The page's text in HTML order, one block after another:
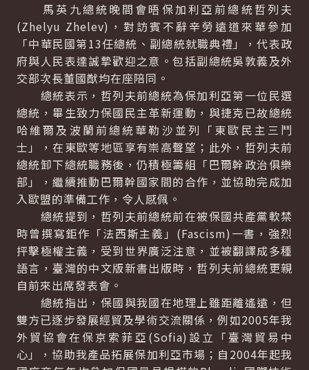
馬英九總統晚間會晤保加利亞前總統哲列夫
(Zhelyu Zhelev)，對訪賓不辭辛勞遠道來華參加
「中華民國第13任總統、副總統就職典禮」，代表政
府與人民表達誠摯歡迎之意。包括副總統吳敦義及外
交部次長董國猷均在座陪同。
總統表示，哲列夫前總統為保加利亞第一位民選
總統，畢生致力保國民主革新運動，與捷克已故總統
哈維爾及波蘭前總統華勒沙並列「東歐民主三鬥
士」，在東歐等地區享有崇高聲望；此外，哲列夫前
總統卸下總統職務後，仍積極籌組「巴爾幹政治俱樂
部」，繼續推動巴爾幹國家間的合作，並協助完成加
入歐盟的準備工作，令人感佩。
總統提到，哲列夫前總統前在被保國共產黨軟禁
時曾撰寫鉅作「法西斯主義」(Fascism)一書，強烈
抨擊極權主義，受到世界廣泛注意，並被翻譯成多種
語言，臺灣的中文版新書出版時，哲列夫前總統更親
自前來出席發表會。
總統指出，保國與我國在地理上雖距離遙遠，但
雙方已逐步發展經貿及學術交流關係，例如2005年我
外貿協會在保京索菲亞(Sofia)設立「臺灣貿易中
心」，協助我產品拓展保加利亞市場；自2004年起我